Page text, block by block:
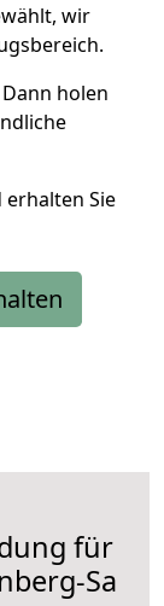
wir
Dann holen
erhalten Sie
für
Sa